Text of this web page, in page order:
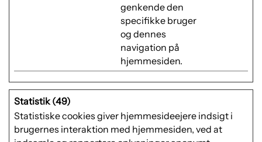
genkende den
specifikke bruger
og dennes
navigation på
hjemmesiden.
Statistik (49)
Statistiske cookies giver hjemmesideejere indsigt i
brugernes interaktion med hjemmesiden, ved at